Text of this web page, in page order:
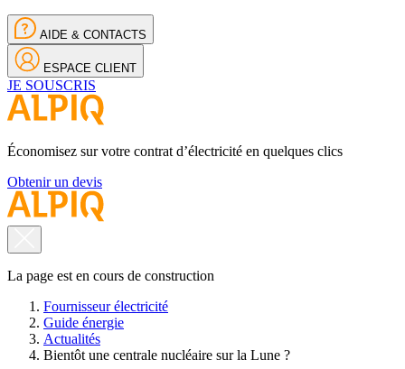
AIDE & CONTACTS
ESPACE CLIENT
JE SOUSCRIS
Économisez sur votre contrat d’électricité en quelques clics
Obtenir un devis
La page est en cours de construction
Fournisseur électricité
Guide énergie
Actualités
Bientôt une centrale nucléaire sur la Lune ?